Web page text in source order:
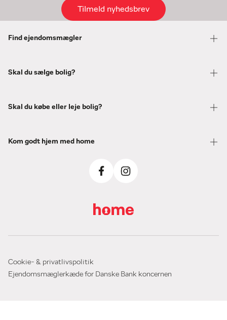
Tilmeld nyhedsbrev
Find ejendomsmægler
Skal du sælge bolig?
Skal du købe eller leje bolig?
Kom godt hjem med home
Cookie- & privatlivspolitik
Ejendomsmæglerkæde for Danske Bank koncernen